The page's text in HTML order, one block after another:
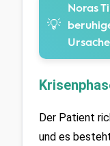
💡
Noras
Der Patient
und es